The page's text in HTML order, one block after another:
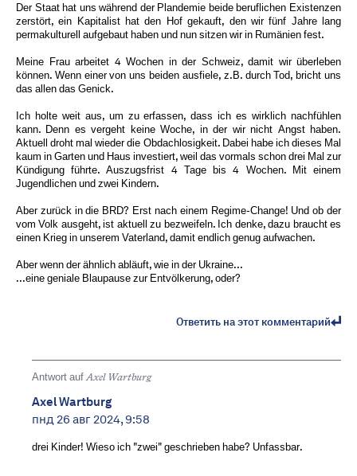
Der Staat hat uns während der Plandemie beide beruflichen Existenzen
zerstört, ein Kapitalist hat den Hof gekauft, den wir fünf Jahre lang
permakulturell aufgebaut haben und nun sitzen wir in Rumänien fest.
Meine Frau arbeitet 4 Wochen in der Schweiz, damit wir überleben
können. Wenn einer von uns beiden ausfiele, z.B. durch Tod, bricht uns
das allen das Genick.
Ich holte weit aus, um zu erfassen, dass ich es wirklich nachfühlen
kann. Denn es vergeht keine Woche, in der wir nicht Angst haben.
Aktuell droht mal wieder die Obdachlosigkeit. Dabei habe ich dieses Mal
kaum in Garten und Haus investiert, weil das vormals schon drei Mal zur
Kündigung führte. Auszugsfrist 4 Tage bis 4 Wochen. Mit einem
Jugendlichen und zwei Kindern.
Aber zurück in die BRD? Erst nach einem Regime-Change! Und ob der
vom Volk ausgeht, ist aktuell zu bezweifeln. Ich denke, dazu braucht es
einen Krieg in unserem Vaterland, damit endlich genug aufwachen.
Aber wenn der ähnlich abläuft, wie in der Ukraine...
...eine geniale Blaupause zur Entvölkerung, oder?
Ответить на этот комментарий
Antwort auf Axel Wartburg
Axel Wartburg
пнд 26 авг 2024, 9:58
drei Kinder! Wieso ich "zwei" geschrieben habe? Unfassbar.